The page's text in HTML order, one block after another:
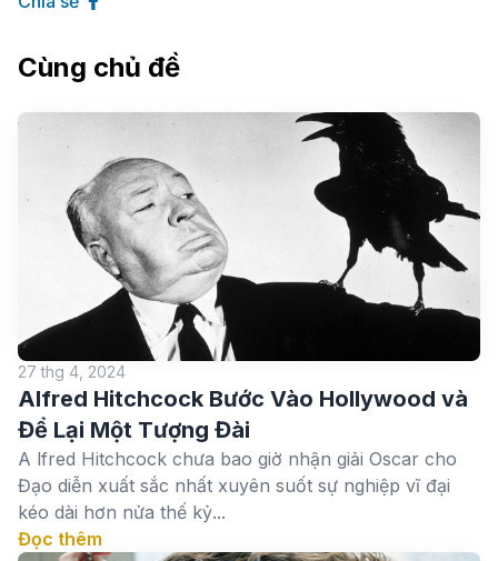
Cùng chủ đề
27 thg 4, 2024
Alfred Hitchcock Bước Vào Hollywood và
Để Lại Một Tượng Đài
A lfred Hitchcock chưa bao giờ nhận giải Oscar cho
Đạo diễn xuất sắc nhất xuyên suốt sự nghiệp vĩ đại
kéo dài hơn nửa thế kỷ...
Đọc thêm